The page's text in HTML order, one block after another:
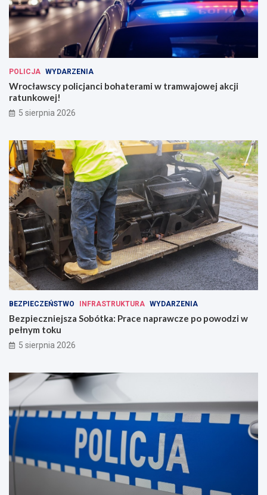
POLICJA WYDARZENIA
Wrocławscy policjanci bohaterami w tramwajowej akcji
ratunkowej!
5 sierpnia 2026
BEZPIECZEŃSTWO INFRASTRUKTURA WYDARZENIA
Bezpieczniejsza Sobótka: Prace naprawcze po powodzi w
pełnym toku
5 sierpnia 2026